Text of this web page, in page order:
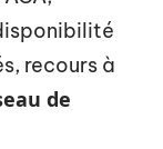
recours à
de